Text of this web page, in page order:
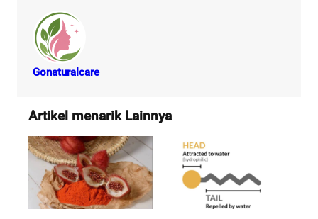
Gonaturalcare
Artikel menarik Lainnya